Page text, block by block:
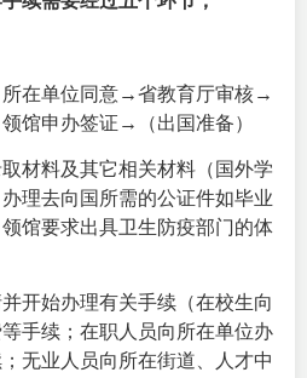
在单位同意→省教育厅审核→
馆申办签证→（出国准备）
材料及其它相关材料（国外学
理去向国所需的公证件如毕业
馆要求出具卫生防疫部门的体
开始办理有关手续（在校生向
手续；在职人员向所在单位办
无业人员向所在街道、人才中